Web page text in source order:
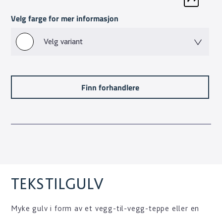
Velg farge for mer informasjon
Velg variant
Finn forhandlere
TEKSTILGULV
Myke gulv i form av et vegg-til-vegg-teppe eller en